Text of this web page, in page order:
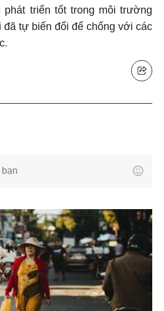
triển tốt trong môi trường
đã tự biến đổi để chống với các